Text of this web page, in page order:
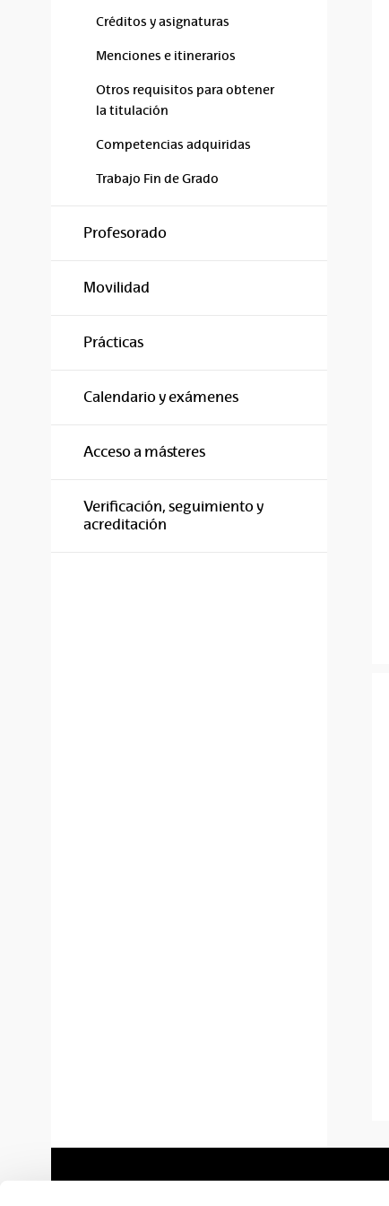
Créditos y asignaturas
Menciones e itinerarios
Otros requisitos para obtener
la titulación
Competencias adquiridas
Trabajo Fin de Grado
Profesorado
Movilidad
Prácticas
Calendario y exámenes
Acceso a másteres
Verificación, seguimiento y
acreditación